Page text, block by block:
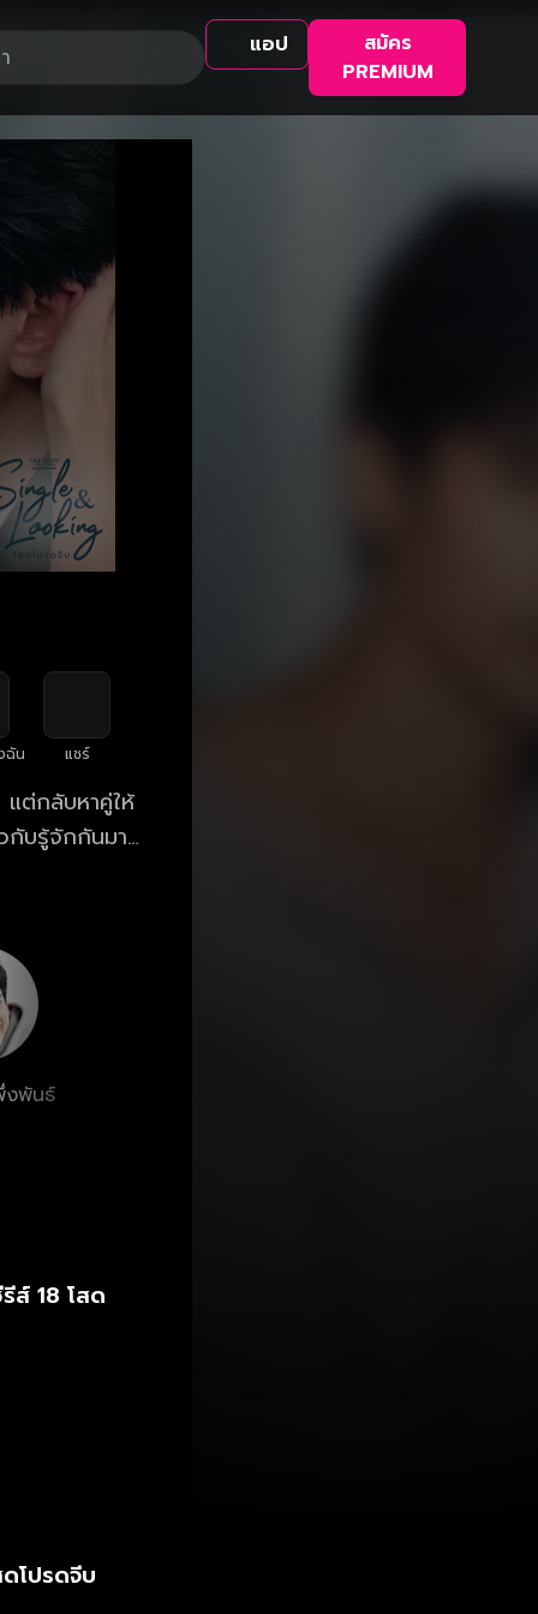
แอป
สมัคร
PREMIUM
ฉัน แชร์
แต่กลับหาคู่ให้
กับรู้จักกันมา
ที่รักเธอมา
เปลี่ยนไป
พันธ์
ส์ 18 โสด
โปรดจีบ